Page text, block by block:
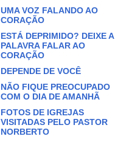
UMA VOZ FALANDO AO
CORAÇÃO
ESTÁ DEPRIMIDO? DEIXE A
PALAVRA FALAR AO
CORAÇÃO
DEPENDE DE VOCÊ
NÃO FIQUE PREOCUPADO
COM O DIA DE AMANHÃ
FOTOS DE IGREJAS
VISITADAS PELO PASTOR
NORBERTO